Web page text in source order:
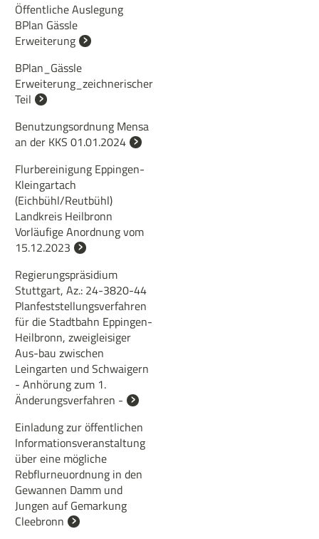
Öffentliche Auslegung
BPlan Gässle
Erweiterung
BPlan_Gässle
Erweiterung_zeichnerischer
Teil
Benutzungsordnung Mensa
an der KKS 01.01.2024
Flurbereinigung Eppingen-
Kleingartach
(Eichbühl/Reutbühl)
Landkreis Heilbronn
Vorläufige Anordnung vom
15.12.2023
Regierungspräsidium
Stuttgart, Az.: 24-3820-44
Planfeststellungsverfahren
für die Stadtbahn Eppingen-
Heilbronn, zweigleisiger
Aus-bau zwischen
Leingarten und Schwaigern
- Anhörung zum 1.
Änderungsverfahren -
Einladung zur öffentlichen
Informationsveranstaltung
über eine mögliche
Rebflurneuordnung in den
Gewannen Damm und
Jungen auf Gemarkung
Cleebronn